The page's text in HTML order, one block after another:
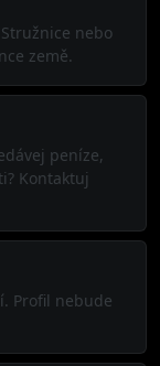
nebo
země.
peníze,
Kontaktuj
Profil nebude